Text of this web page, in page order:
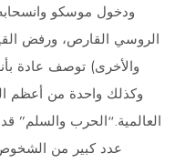
ودخول موسكو
الروسي القارص، ورفض
توصف عادة
العالمية.“الحرب والسلم”
عدد كبير من